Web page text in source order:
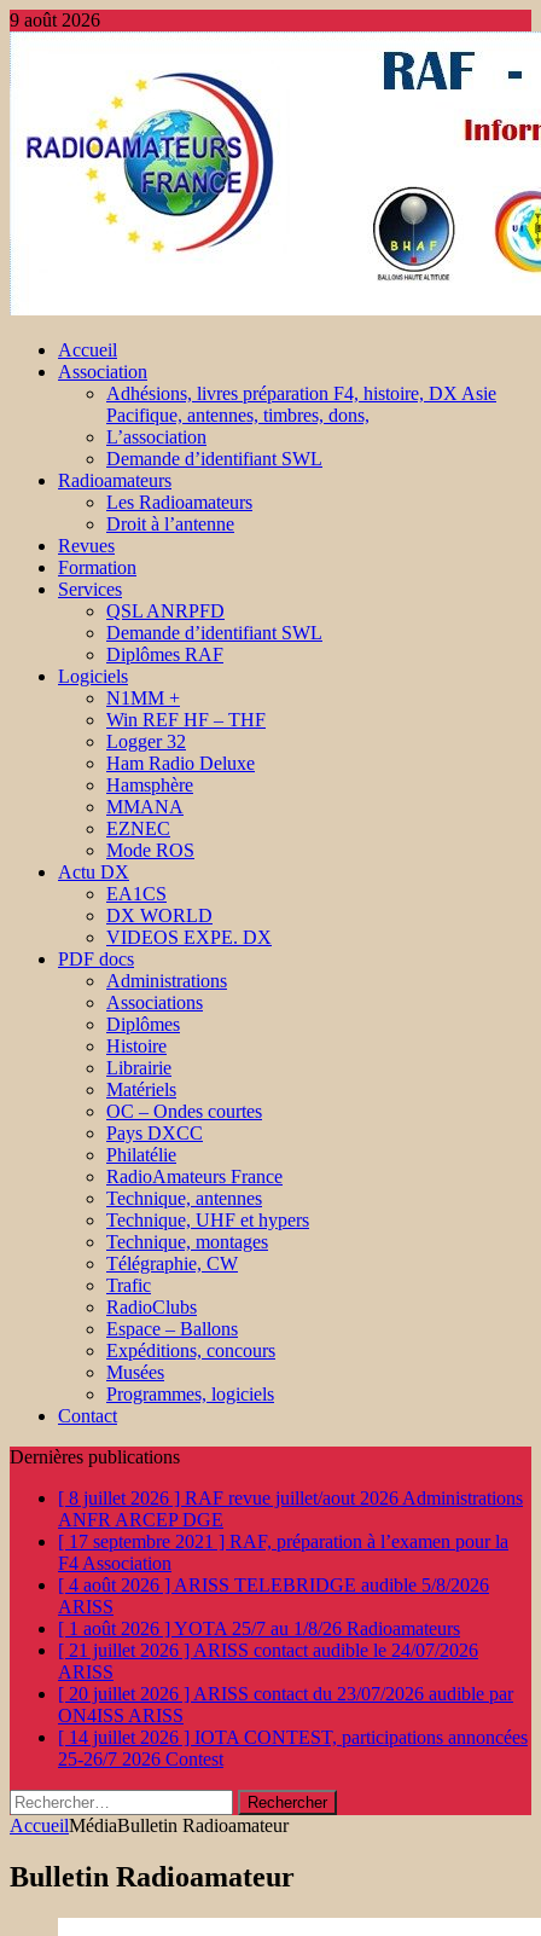
9 août 2026
Accueil
Association
Adhésions, livres préparation F4, histoire, DX Asie
Pacifique, antennes, timbres, dons,
L’association
Demande d’identifiant SWL
Radioamateurs
Les Radioamateurs
Droit à l’antenne
Revues
Formation
Services
QSL ANRPFD
Demande d’identifiant SWL
Diplômes RAF
Logiciels
N1MM +
Win REF HF – THF
Logger 32
Ham Radio Deluxe
Hamsphère
MMANA
EZNEC
Mode ROS
Actu DX
EA1CS
DX WORLD
VIDEOS EXPE. DX
PDF docs
Administrations
Associations
Diplômes
Histoire
Librairie
Matériels
OC – Ondes courtes
Pays DXCC
Philatélie
RadioAmateurs France
Technique, antennes
Technique, UHF et hypers
Technique, montages
Télégraphie, CW
Trafic
RadioClubs
Espace – Ballons
Expéditions, concours
Musées
Programmes, logiciels
Contact
Dernières publications
[ 8 juillet 2026 ] RAF revue juillet/aout 2026 Administrations
ANFR ARCEP DGE
[ 17 septembre 2021 ] RAF, préparation à l’examen pour la
F4 Association
[ 4 août 2026 ] ARISS TELEBRIDGE audible 5/8/2026
ARISS
[ 1 août 2026 ]YOTA 25/7 au 1/8/26 Radioamateurs
[ 21 juillet 2026 ] ARISS contact audible le 24/07/2026
ARISS
[ 20 juillet 2026 ] ARISS contact du 23/07/2026 audible par
ON4ISS ARISS
[ 14 juillet 2026 ] IOTA CONTEST, participations annoncées
25-26/7 2026 Contest
Rechercher :
AccueilMédiaBulletin Radioamateur
Bulletin Radioamateur